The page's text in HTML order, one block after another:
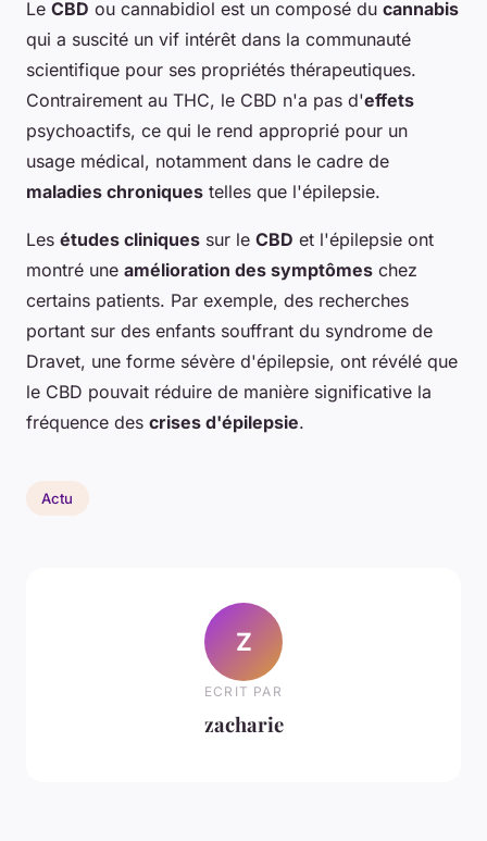
Le CBD ou cannabidiol est un composé du cannabis
qui a suscité un vif intérêt dans la communauté
scientifique pour ses propriétés thérapeutiques.
Contrairement au THC, le CBD n'a pas d'effets
psychoactifs, ce qui le rend approprié pour un
usage médical, notamment dans le cadre de
maladies chroniques telles que l'épilepsie.
Les études cliniques sur le CBD et l'épilepsie ont
montré une amélioration des symptômes chez
certains patients. Par exemple, des recherches
portant sur des enfants souffrant du syndrome de
Dravet, une forme sévère d'épilepsie, ont révélé que
le CBD pouvait réduire de manière significative la
fréquence des crises d'épilepsie.
Actu
Z
ECRIT PAR
zacharie